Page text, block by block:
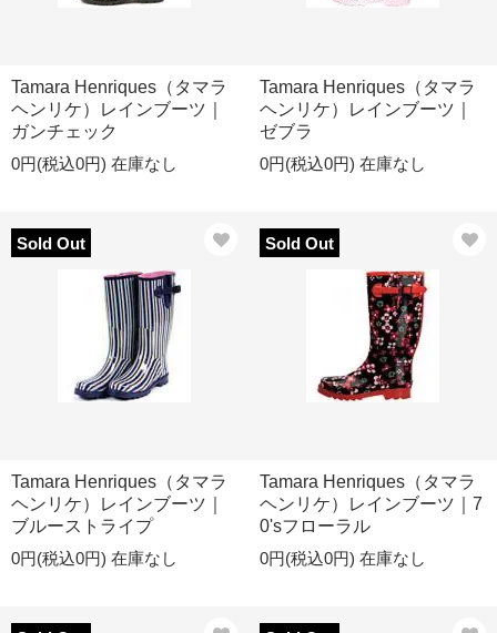
Tamara Henriques（タマラ
ヘンリケ）レインブーツ｜
ガンチェック
0円(税込0円) 在庫なし
Tamara Henriques（タマラ
ヘンリケ）レインブーツ｜
ゼブラ
0円(税込0円) 在庫なし
Sold Out
Tamara Henriques（タマラ
ヘンリケ）レインブーツ｜
ブルーストライプ
0円(税込0円) 在庫なし
Sold Out
Tamara Henriques（タマラ
ヘンリケ）レインブーツ｜7
0'sフローラル
0円(税込0円) 在庫なし